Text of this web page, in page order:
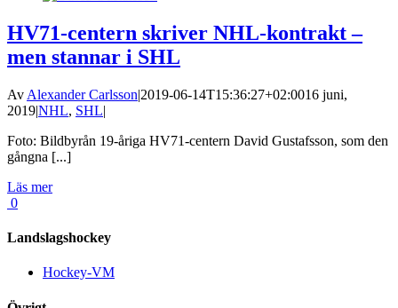
HV71-centern skriver NHL-kontrakt –
men stannar i SHL
Av Alexander Carlsson|2019-06-14T15:36:27+02:0016 juni,
2019|NHL, SHL|
Foto: Bildbyrån 19-åriga HV71-centern David Gustafsson, som den
gångna [...]
Läs mer
0
Landslagshockey
Hockey-VM